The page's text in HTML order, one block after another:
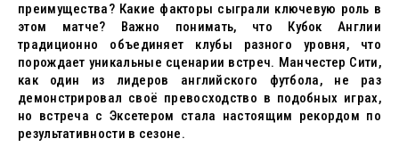
преимущества? Какие факторы сыграли ключевую роль в
этом матче? Важно понимать, что Кубок Англии
традиционно объединяет клубы разного уровня, что
порождает уникальные сценарии встреч. Манчестер Сити,
как один из лидеров английского футбола, не раз
демонстрировал своё превосходство в подобных играх,
но встреча с Эксетером стала настоящим рекордом по
результативности в сезоне.